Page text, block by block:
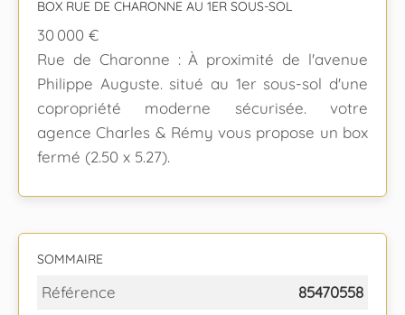
BOX RUE DE CHARONNE AU 1ER SOUS-SOL
30 000 €
Rue de Charonne : À proximité de l'avenue
Philippe Auguste. situé au 1er sous-sol d'une
copropriété moderne sécurisée. votre
agence Charles & Rémy vous propose un box
fermé (2.50 x 5.27).
SOMMAIRE
Référence
85470558